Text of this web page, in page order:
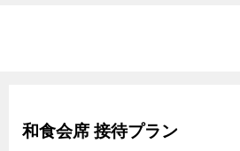
和食会席 接待プラン